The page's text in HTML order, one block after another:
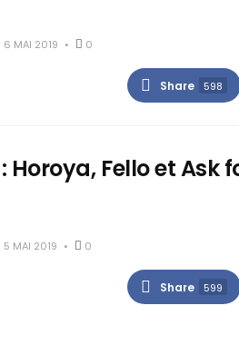
6 MAI 2019 0
Share 598
: Horoya, Fello et Ask
5 MAI 2019 0
Share 599